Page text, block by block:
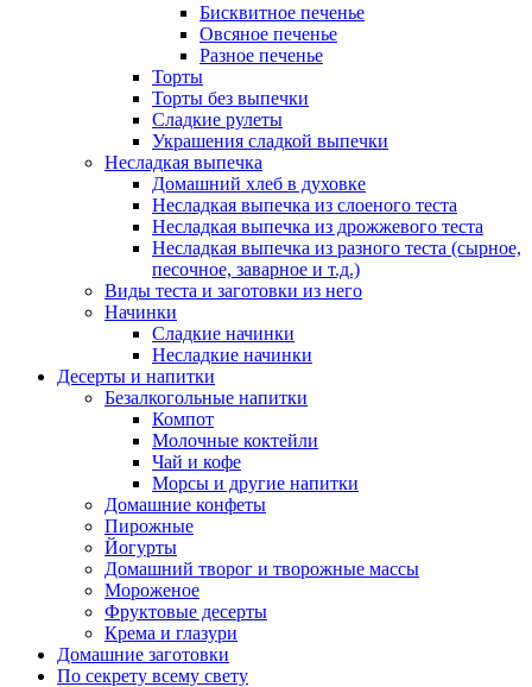
Бисквитное печенье
Овсяное печенье
Разное печенье
Торты
Торты без выпечки
Сладкие рулеты
Украшения сладкой выпечки
Несладкая выпечка
Домашний хлеб в духовке
Несладкая выпечка из слоеного теста
Несладкая выпечка из дрожжевого теста
Несладкая выпечка из разного теста (сырное,
песочное, заварное и т.д.)
Виды теста и заготовки из него
Начинки
Сладкие начинки
Несладкие начинки
Десерты и напитки
Безалкогольные напитки
Компот
Молочные коктейли
Чай и кофе
Морсы и другие напитки
Домашние конфеты
Пирожные
Йогурты
Домашний творог и творожные массы
Мороженое
Фруктовые десерты
Крема и глазури
Домашние заготовки
По секрету всему свету